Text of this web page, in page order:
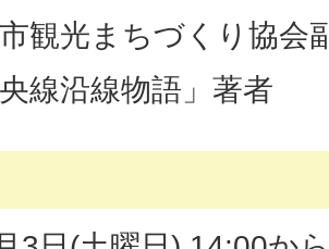
観光まちづくり協会
央線沿線物語」著者